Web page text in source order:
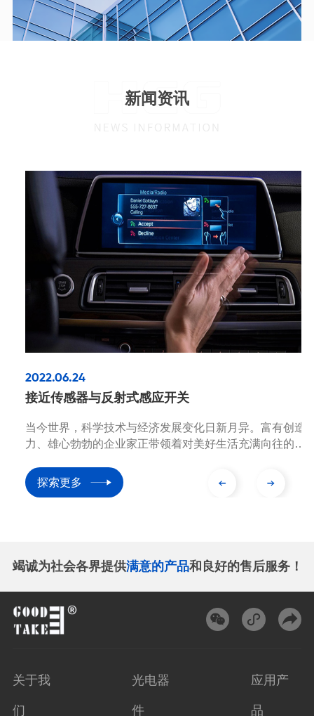
新闻资讯
2022.06.24
接近传感器与反射式感应开关
当今世界，科学技术与经济发展变化日新月异。富有创造
力、雄心勃勃的企业家正带领着对美好生活充满向往的奋
地感受到高科技给我们生活带来的体验和新鲜感。特别是
处在信息时代的今天，经济社会各领域都将向着智能化的
探索更多
竭诚为社会各界提供满意的产品和良好的售后服务！
关于我
们
光电器
件
应用产
品